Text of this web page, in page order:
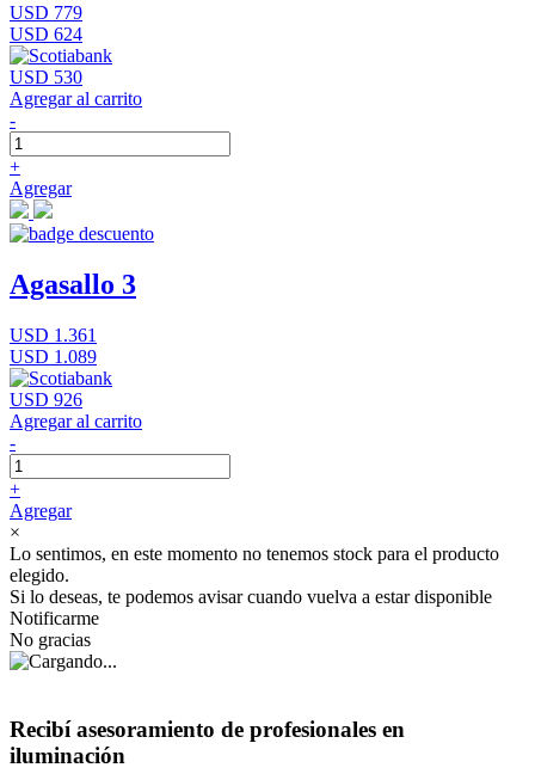
USD 779
USD 624
USD 530
Agregar al carrito
-
+
Agregar
Agasallo 3
USD 1.361
USD 1.089
USD 926
Agregar al carrito
-
+
Agregar
×
Lo sentimos, en este momento no tenemos stock para el producto
elegido.
Si lo deseas, te podemos avisar cuando vuelva a estar disponible
Notificarme
No gracias
Recibí asesoramiento de profesionales en
iluminación